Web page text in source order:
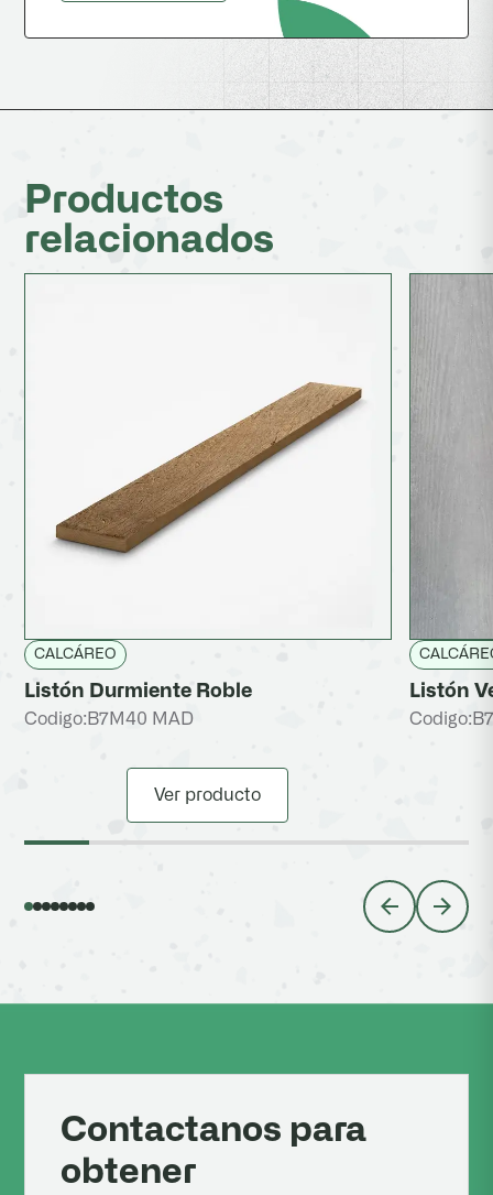
Productos
relacionados
CALCÁREO
Listón Durmiente Roble
Codigo: B7M40 MAD
Ver producto
Listón
Codigo:
Contactanos para
obtener